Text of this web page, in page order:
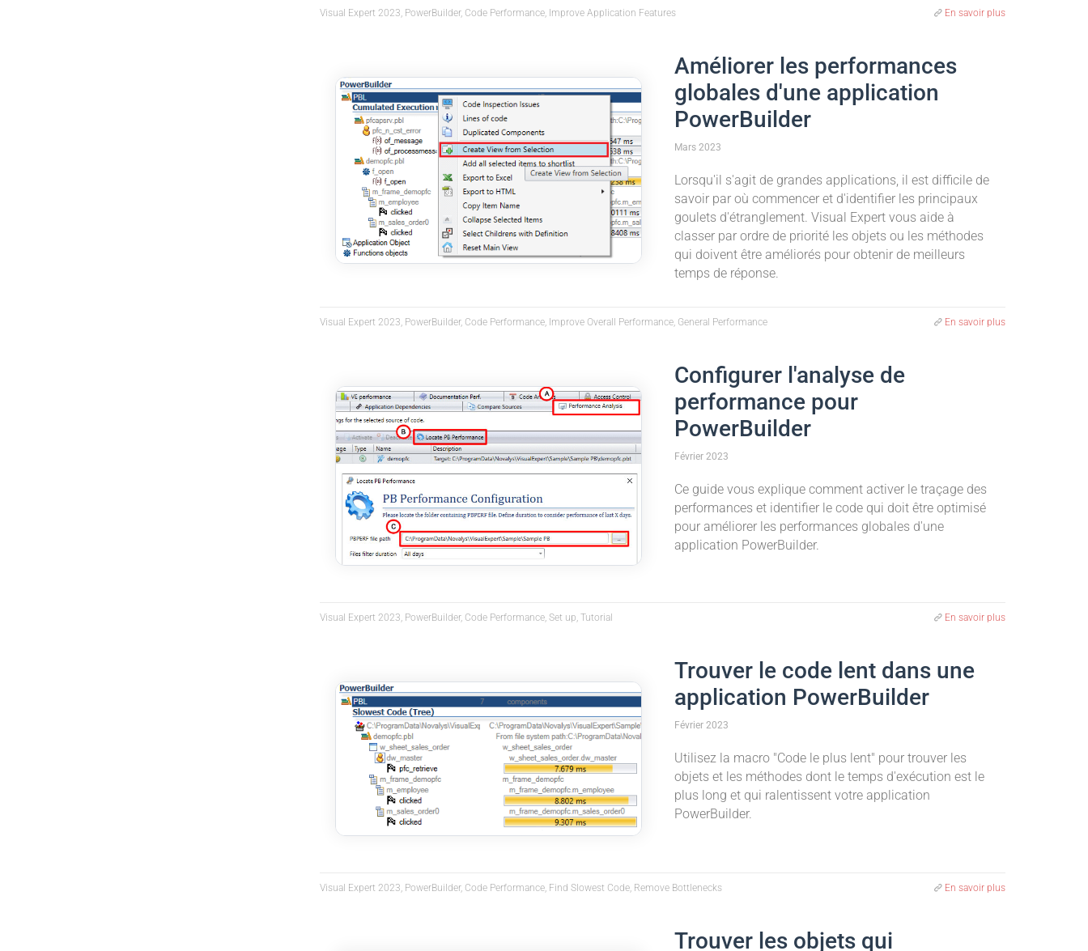
Visual Expert 2023, PowerBuilder, Code Performance, Improve Application Features En savoir plus
Améliorer les performances
globales d'une application
PowerBuilder
Mars 2023
Lorsqu'il s'agit de grandes applications, il est difficile de
savoir par où commencer et d'identifier les principaux
goulets d'étranglement. Visual Expert vous aide à
classer par ordre de priorité les objets ou les méthodes
qui doivent être améliorés pour obtenir de meilleurs
temps de réponse.
Visual Expert 2023, PowerBuilder, Code Performance, Improve Overall Performance, General Performance En savoir plus
Configurer l'analyse de
performance pour
PowerBuilder
Février 2023
Ce guide vous explique comment activer le traçage des
performances et identifier le code qui doit être optimisé
pour améliorer les performances globales d'une
application PowerBuilder.
Visual Expert 2023, PowerBuilder, Code Performance, Set up, Tutorial En savoir plus
Trouver le code lent dans une
application PowerBuilder
Février 2023
Utilisez la macro "Code le plus lent" pour trouver les
objets et les méthodes dont le temps d'exécution est le
plus long et qui ralentissent votre application
PowerBuilder.
Visual Expert 2023, PowerBuilder, Code Performance, Find Slowest Code, Remove Bottlenecks En savoir plus
Trouver les objets qui